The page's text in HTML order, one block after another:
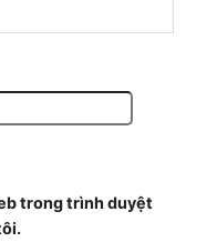
trong trình duyệt